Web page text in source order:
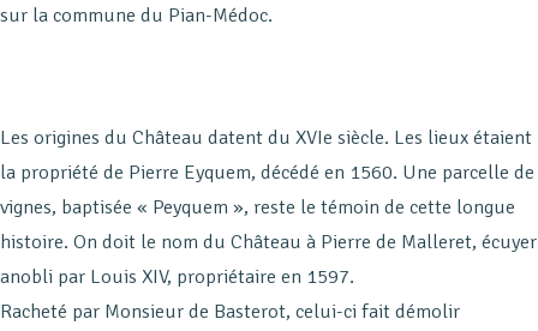
sur la commune du Pian-Médoc.
Les origines du Château datent du XVIe siècle. Les lieux étaient
la propriété de Pierre Eyquem, décédé en 1560. Une parcelle de
vignes, baptisée « Peyquem », reste le témoin de cette longue
histoire. On doit le nom du Château à Pierre de Malleret, écuyer
anobli par Louis XIV, propriétaire en 1597.
Racheté par Monsieur de Basterot, celui-ci fait démolir